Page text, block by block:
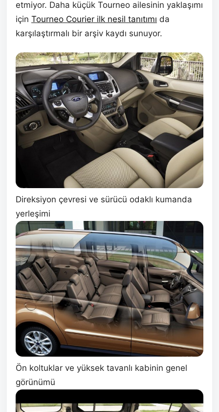
etmiyor. Daha küçük Tourneo ailesinin yaklaşımı
için Tourneo Courier ilk nesil tanıtımı da
karşılaştırmalı bir arşiv kaydı sunuyor.
Direksiyon çevresi ve sürücü odaklı kumanda
yerleşimi
Ön koltuklar ve yüksek tavanlı kabinin genel
görünümü